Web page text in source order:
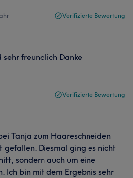
Verifizierte Bewertung
freundlich Danke
Verifizierte Bewertung
Tanja zum Haareschneiden
gefallen. Diesmal ging es nicht
sondern auch um eine
Ich bin mit dem Ergebnis sehr